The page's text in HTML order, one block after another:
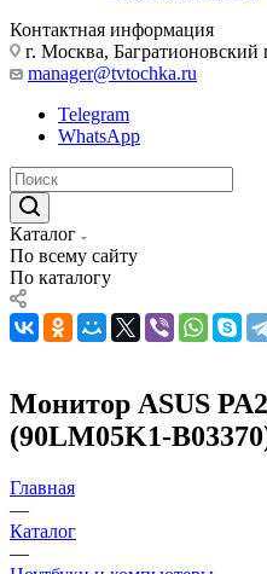
Контактная информация
г. Москва, Багратионовский
manager@tvtochka.ru
Telegram
WhatsApp
Каталог
По всему сайту
По каталогу
Монитор ASUS
(90LM05K1-
Главная
—
Каталог
—